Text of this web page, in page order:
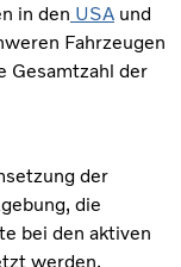
in den USA und
Fahrzeugen
Gesamtzahl der
der
die
bei den aktiven
werden.